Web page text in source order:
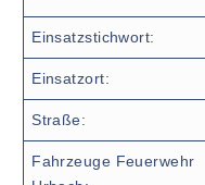
Einsatzstichwort:
Einsatzort:
Straße:
Fahrzeuge Feuerwehr